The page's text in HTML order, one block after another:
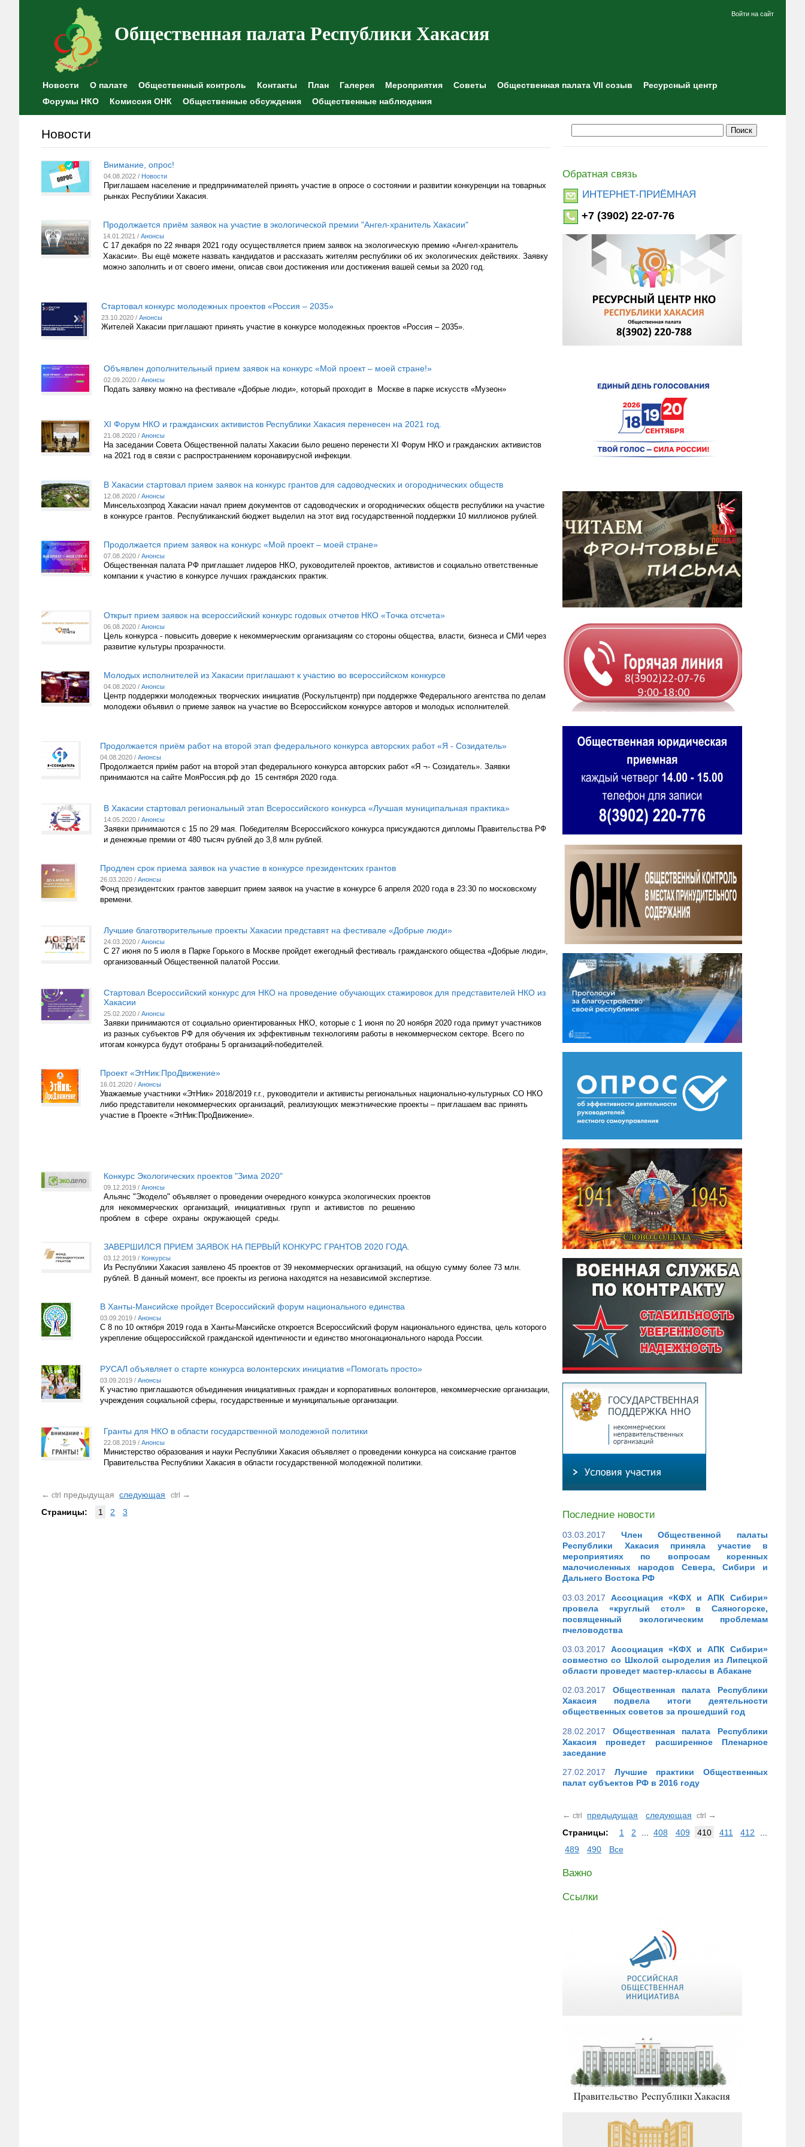
Общественная палата Республики Хакасия
Войти на сайт
Новости О палате Общественный контроль Контакты План Галерея Мероприятия Советы Общественная палата VII созыв
Ресурсный центр
Форумы НКО
Комиссия ОНК Общественные обсуждения Общественные наблюдения
Новости
Внимание, опрос!
04.08.2022 / Новости
Приглашаем население и предпринимателей принять участие в опросе о состоянии и развитии конкуренции на товарных
рынках Республики Хакасия.
Продолжается приём заявок на участие в экологической премии "Ангел-хранитель Хакасии"
14.01.2021 / Анонсы
С 17 декабря по 22 января 2021 году осуществляется прием заявок на экологическую премию «Ангел-хранитель
Хакасии». Вы ещё можете назвать кандидатов и рассказать жителям республики об их экологических действиях. Заявку
можно заполнить и от своего имени, описав свои достижения или достижения вашей семьи за 2020 год.
Стартовал конкурс молодежных проектов «Россия – 2035»
23.10.2020 / Анонсы
Жителей Хакасии приглашают принять участие в конкурсе молодежных проектов «Россия – 2035».
Объявлен дополнительный прием заявок на конкурс «Мой проект – моей стране!»
02.09.2020 / Анонсы
Подать заявку можно на фестивале «Добрые люди», который проходит в Москве в парке искусств «Музеон»
XI Форум НКО и гражданских активистов Республики Хакасия перенесен на 2021 год.
21.08.2020 / Анонсы
На заседании Совета Общественной палаты Хакасии было решено перенести XI Форум НКО и гражданских активистов
на 2021 год в связи с распространением коронавирусной инфекции.
В Хакасии стартовал прием заявок на конкурс грантов для садоводческих и огороднических обществ
12.08.2020 / Анонсы
Минсельхозпрод Хакасии начал прием документов от садоводческих и огороднических обществ республики на участие
в конкурсе грантов. Республиканский бюджет выделил на этот вид государственной поддержки 10 миллионов рублей.
Продолжается прием заявок на конкурс «Мой проект – моей стране»
07.08.2020 / Анонсы
Общественная палата РФ приглашает лидеров НКО, руководителей проектов, активистов и социально ответственные
компании к участию в конкурсе лучших гражданских практик.
Открыт прием заявок на всероссийский конкурс годовых отчетов НКО «Точка отсчета»
06.08.2020 / Анонсы
Цель конкурса - повысить доверие к некоммерческим организациям со стороны общества, власти, бизнеса и СМИ через
развитие культуры прозрачности.
Молодых исполнителей из Хакасии приглашают к участию во всероссийском конкурсе
04.08.2020 / Анонсы
Центр поддержки молодежных творческих инициатив (Роскультцентр) при поддержке Федерального агентства по делам
молодежи объявил о приеме заявок на участие во Всероссийском конкурсе авторов и молодых исполнителей.
Продолжается приём работ на второй этап федерального конкурса авторских работ «Я - Созидатель»
04.08.2020 / Анонсы
Продолжается приём работ на второй этап федерального конкурса авторских работ «Я ¬- Созидатель». Заявки
принимаются на сайте МояРоссия.рф до 15 сентября 2020 года.
В Хакасии стартовал региональный этап Всероссийского конкурса «Лучшая муниципальная практика»
14.05.2020 / Анонсы
Заявки принимаются с 15 по 29 мая. Победителям Всероссийского конкурса присуждаются дипломы Правительства РФ
и денежные премии от 480 тысяч рублей до 3,8 млн рублей.
Продлен срок приема заявок на участие в конкурсе президентских грантов
26.03.2020 / Анонсы
Фонд президентских грантов завершит прием заявок на участие в конкурсе 6 апреля 2020 года в 23:30 по московскому
времени.
Лучшие благотворительные проекты Хакасии представят на фестивале «Добрые люди»
24.03.2020 / Анонсы
С 27 июня по 5 июля в Парке Горького в Москве пройдет ежегодный фестиваль гражданского общества «Добрые люди»,
организованный Общественной палатой России.
Стартовал Всероссийский конкурс для НКО на проведение обучающих стажировок для представителей НКО из
Хакасии
25.02.2020 / Анонсы
Заявки принимаются от социально ориентированных НКО, которые с 1 июня по 20 ноября 2020 года примут участников
из разных субъектов РФ для обучения их эффективным технологиям работы в некоммерческом секторе. Всего по
итогам конкурса будут отобраны 5 организаций-победителей.
Проект «ЭтНик:ПроДвижение»
16.01.2020 / Анонсы
Уважаемые участники «ЭтНик» 2018/2019 г.г., руководители и активисты региональных национально-культурных СО НКО
либо представители некоммерческих организаций, реализующих межэтнические проекты – приглашаем вас принять
участие в Проекте «ЭтНик:ПроДвижение».
Конкурс Экологических проектов "Зима 2020"
09.12.2019 / Анонсы
Альянс "Экодело" объявляет о проведении очередного конкурса экологических проектов
для некоммерческих организаций, инициативных групп и активистов по решению
проблем в сфере охраны окружающей среды.
ЗАВЕРШИЛСЯ ПРИЕМ ЗАЯВОК НА ПЕРВЫЙ КОНКУРС ГРАНТОВ 2020 ГОДА.
03.12.2019 / Конкурсы
Из Республики Хакасия заявлено 45 проектов от 39 некоммерческих организаций, на общую сумму более 73 млн.
рублей. В данный момент, все проекты из региона находятся на независимой экспертизе.
В Ханты-Мансийске пройдет Всероссийский форум национального единства
03.09.2019 / Анонсы
С 8 по 10 октября 2019 года в Ханты-Мансийске откроется Всероссийский форум национального единства, цель которого
укрепление общероссийской гражданской идентичности и единство многонационального народа России.
РУСАЛ объявляет о старте конкурса волонтерских инициатив «Помогать просто»
03.09.2019 / Анонсы
К участию приглашаются объединения инициативных граждан и корпоративных волонтеров, некоммерческие организации,
учреждения социальной сферы, государственные и муниципальные организации.
Гранты для НКО в области государственной молодежной политики
22.08.2019 / Анонсы
Министерство образования и науки Республики Хакасия объявляет о проведении конкурса на соискание грантов
Правительства Республики Хакасия в области государственной молодежной политики.
← ctrl предыдущая следующая ctrl
→
Страницы:
1 2 3
Обратная связь
ИНТЕРНЕТ-ПРИЁМНАЯ
+7 (3902) 22-07-76
Последние новости
03.03.2017
Член Общественной палаты
Республики Хакасия приняла участие в
мероприятиях по вопросам коренных
малочисленных народов Севера, Сибири и
Дальнего Востока РФ
03.03.2017
Ассоциация «КФХ и АПК Сибири»
провела «круглый стол» в Саяногорске,
посвященный экологическим проблемам
пчеловодства
03.03.2017
Ассоциация «КФХ и АПК Сибири»
совместно со Школой сыроделия из Липецкой
области проведет мастер-классы в Абакане
02.03.2017
Общественная палата Республики
Хакасия подвела итоги деятельности
общественных советов за прошедший год
28.02.2017
Общественная палата Республики
Хакасия проведет расширенное Пленарное
заседание
27.02.2017
Лучшие практики Общественных
палат субъектов РФ в 2016 году
← ctrl предыдущая следующая ctrl →
Страницы:
1 2 408 409 410 411 412
489
490 Все
Важно
Ссылки